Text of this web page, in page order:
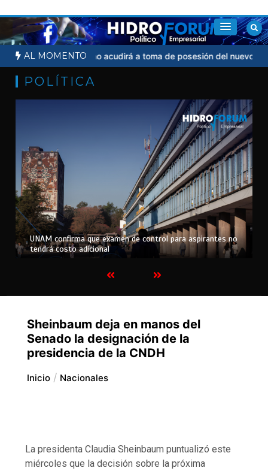
al
contenido
AL MOMENTO
Sheinbaum no acudirá a toma de posesión del nuevo
POLÍTICA
UNAM confirma que examen de control para aspirantes no
tendrá costo adicional
Sheinbaum deja en manos del
Senado la designación de la
presidencia de la CNDH
Inicio Nacionales
La presidenta Claudia Sheinbaum puntualizó este
miércoles que la decisión sobre la próxima